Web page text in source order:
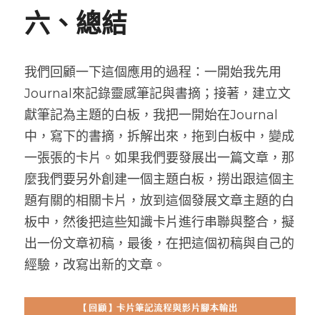
六、總結
我們回顧一下這個應用的過程：一開始我先用
Journal來記錄靈感筆記與書摘；接著，建立文
獻筆記為主題的白板，我把一開始在Journal
中，寫下的書摘，拆解出來，拖到白板中，變成
一張張的卡片。如果我們要發展出一篇文章，那
麼我們要另外創建一個主題白板，撈出跟這個主
題有關的相關卡片，放到這個發展文章主題的白
板中，然後把這些知識卡片進行串聯與整合，擬
出一份文章初稿，最後，在把這個初稿與自己的
經驗，改寫出新的文章。